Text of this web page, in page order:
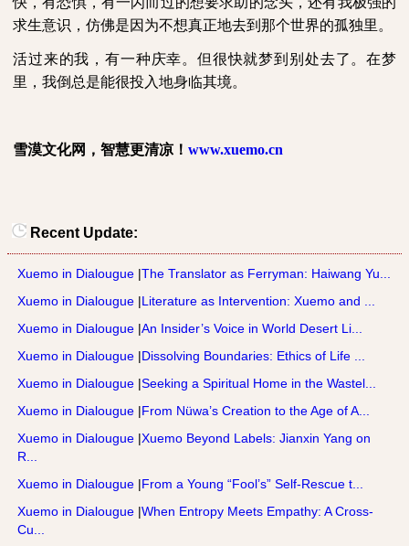
求生意识，仿佛是因为不想真正地去到那个世界的孤独里。
活过来的我，有一种庆幸。但很快就梦到别处去了。在梦
里，我倒总是能很投入地身临其境。
雪漠文化网，智慧更清凉！ www.xuemo.cn
Recent Update:
Xuemo in Dialougue |The Translator as Ferryman: Haiwang Yu...
Xuemo in Dialougue |Literature as Intervention: Xuemo and ...
Xuemo in Dialougue |An Insider’s Voice in World Desert Li...
Xuemo in Dialougue |Dissolving Boundaries: Ethics of Life ...
Xuemo in Dialougue |Seeking a Spiritual Home in the Wastel...
Xuemo in Dialougue |From Nüwa’s Creation to the Age of A...
Xuemo in Dialougue |Xuemo Beyond Labels: Jianxin Yang on
R...
Xuemo in Dialougue |From a Young “Fool’s” Self-Rescue t...
Xuemo in Dialougue |When Entropy Meets Empathy: A Cross-
Cu...